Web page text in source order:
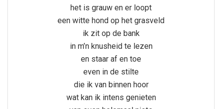
het is grauw en er loopt
een witte hond op het grasveld
ik zit op de bank
in m’n knusheid te lezen
en staar af en toe
even in de stilte
die ik van binnen hoor
wat kan ik intens genieten